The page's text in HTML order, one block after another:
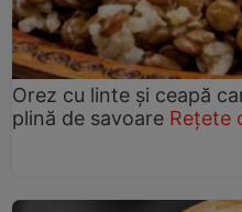
Orez cu linte și ceapă
plină de savoare Rețete